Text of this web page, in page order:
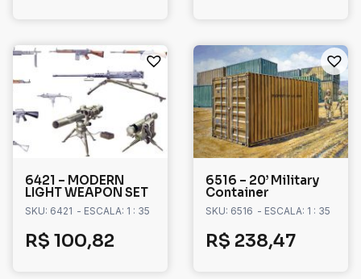
6421 – MODERN
LIGHT WEAPON SET
SKU: 6421 - ESCALA: 1 : 35
R$ 100,82
6516 – 20’ Military
Container
SKU: 6516 - ESCALA: 1 : 35
R$ 238,47